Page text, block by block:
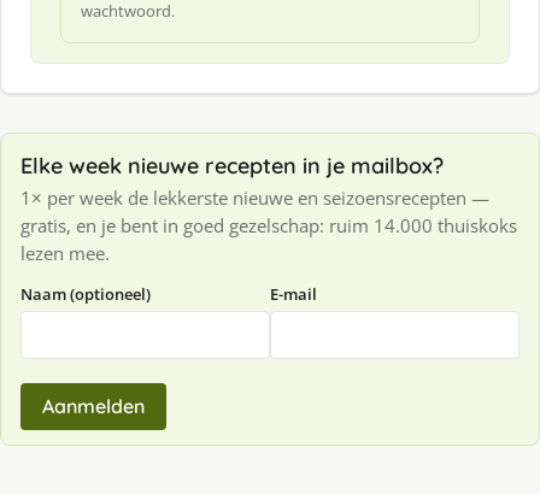
wachtwoord.
Elke week nieuwe recepten in je mailbox?
1× per week de lekkerste nieuwe en seizoensrecepten —
gratis, en je bent in goed gezelschap: ruim 14.000 thuiskoks
lezen mee.
Naam (optioneel) E-mail
Aanmelden